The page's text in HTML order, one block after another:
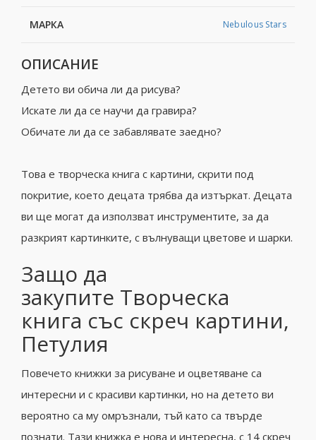
МАРКА Nebulous Stars
ОПИСАНИЕ
Детето ви обича ли да рисува?
Искате ли да се научи да гравира?
Обичате ли да се забавлявате заедно?
Това е творческа книга с картини, скрити под
покритие, което децата трябва да изтъркат. Децата
ви ще могат да използват инструментите, за да
разкрият картинките, с вълнуващи цветове и шарки.
Защо да
закупите Творческа
книга със скреч картини,
Петулия
Повечето книжки за рисуване и оцветяване са
интересни и с красиви картинки, но на детето ви
вероятно са му омръзнали, тъй като са твърде
познати. Тази книжка е нова и интересна, с 14 скреч